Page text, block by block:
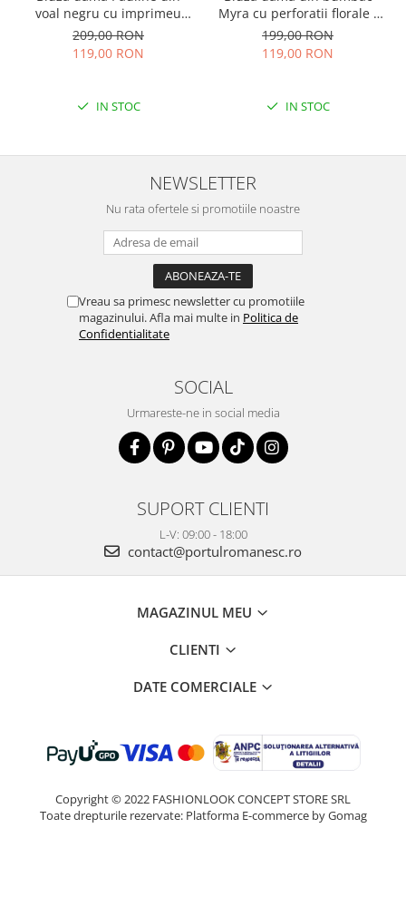
voal negru cu imprimeu
floral auriu
209,00 RON
119,00 RON
IN STOC
Myra cu perforatii florale -
Rosu
199,00 RON
119,00 RON
IN STOC
NEWSLETTER
Nu rata ofertele si promotiile noastre
Vreau sa primesc newsletter cu promotiile
magazinului. Afla mai multe in Politica de
Confidentialitate
SOCIAL
Urmareste-ne in social media
SUPORT CLIENTI
L-V: 09:00 - 18:00
contact@portulromanesc.ro
MAGAZINUL MEU
CLIENTI
DATE COMERCIALE
Copyright © 2022 FASHIONLOOK CONCEPT STORE SRL
Toate drepturile rezervate: Platforma E-commerce by Gomag